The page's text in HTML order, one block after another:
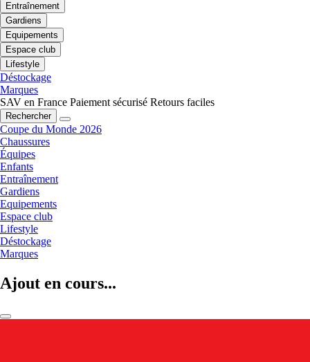
Entraînement
Gardiens
Equipements
Espace club
Lifestyle
Déstockage
Marques
SAV en France Paiement sécurisé Retours faciles
Rechercher
Coupe du Monde 2026
Chaussures
Équipes
Enfants
Entraînement
Gardiens
Equipements
Espace club
Lifestyle
Déstockage
Marques
Ajout en cours...